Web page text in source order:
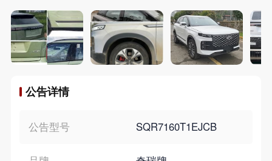
汽配产品车型适配
汽配产品电子目录
微信群智能客服
个性化私人定制
公告详情
公告型号 SQR7160T1EJCB